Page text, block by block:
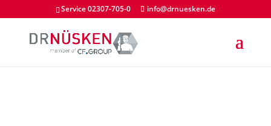
Service 02307-705-0 info@drnuesken.de